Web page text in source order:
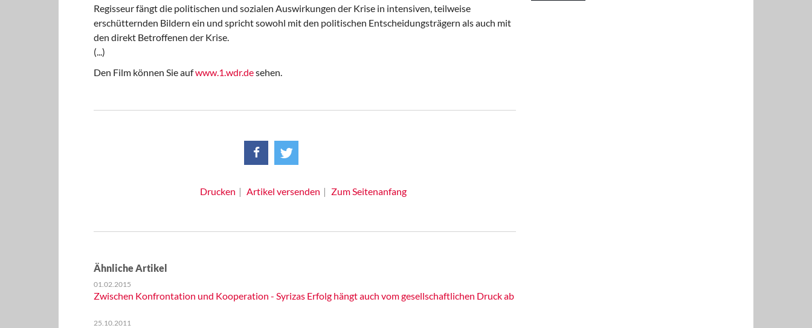
Regisseur fängt die politischen und sozialen Auswirkungen der Krise in intensiven, teilweise
erschütternden Bildern ein und spricht sowohl mit den politischen Entscheidungsträgern als auch mit
den direkt Betroffenen der Krise.
(...)
Den Film können Sie aufwww.1.wdr.desehen.
Drucken Artikel versenden Zum Seitenanfang
Ähnliche Artikel
01.02.2015
Zwischen Konfrontation und Kooperation - Syrizas Erfolg hängt auch vom gesellschaftlichen Druck ab
25.10.2011